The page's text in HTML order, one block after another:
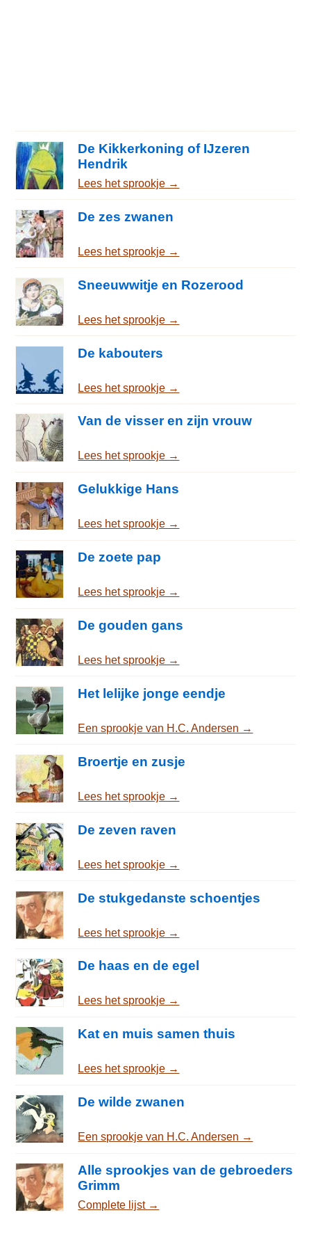
De Kikkerkoning of IJzeren
Hendrik
Lees het sprookje →
De zes zwanen
Lees het sprookje →
Sneeuwwitje en Rozerood
Lees het sprookje →
De kabouters
Lees het sprookje →
Van de visser en zijn vrouw
Lees het sprookje →
Gelukkige Hans
Lees het sprookje →
De zoete pap
Lees het sprookje →
De gouden gans
Lees het sprookje →
Het lelijke jonge eendje
Een sprookje van H.C. Andersen →
Broertje en zusje
Lees het sprookje →
De zeven raven
Lees het sprookje →
De stukgedanste schoentjes
Lees het sprookje →
De haas en de egel
Lees het sprookje →
Kat en muis samen thuis
Lees het sprookje →
De wilde zwanen
Een sprookje van H.C. Andersen →
Alle sprookjes van de gebroeders
Grimm
Complete lijst →